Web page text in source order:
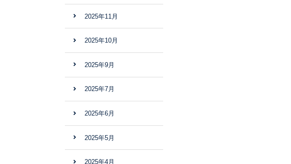
2025年11月
2025年10月
2025年9月
2025年7月
2025年6月
2025年5月
2025年4月